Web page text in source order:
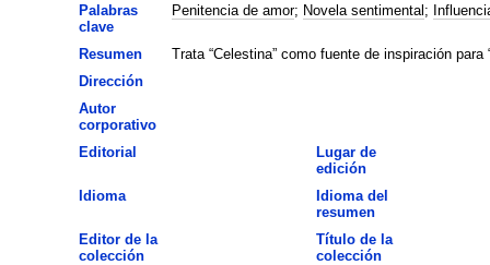
Palabras
clave
Penitencia de amor; Novela sentimental ;
Resumen
Trata “Celestina” como fuente de inspiración
Dirección
Autor
corporativo
Editorial
Lugar de
edición
Idioma
Idioma del
resumen
Editor de la
colección
Título de la
colección